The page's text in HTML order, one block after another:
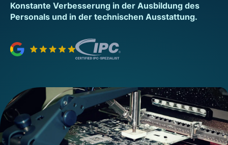
Konstante Verbesserung in der Ausbildung des
Personals und in der technischen Ausstattung.